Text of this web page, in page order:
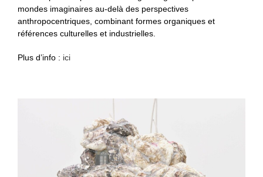
mondes imaginaires au-delà des perspectives
anthropocentriques, combinant formes organiques et
références culturelles et industrielles.
Plus d’info : ici